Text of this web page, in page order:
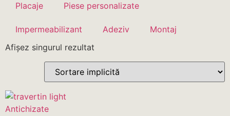
Placaje Piese personalizate
Impermeabilizant Adeziv
Montaj
Afișez singurul rezultat